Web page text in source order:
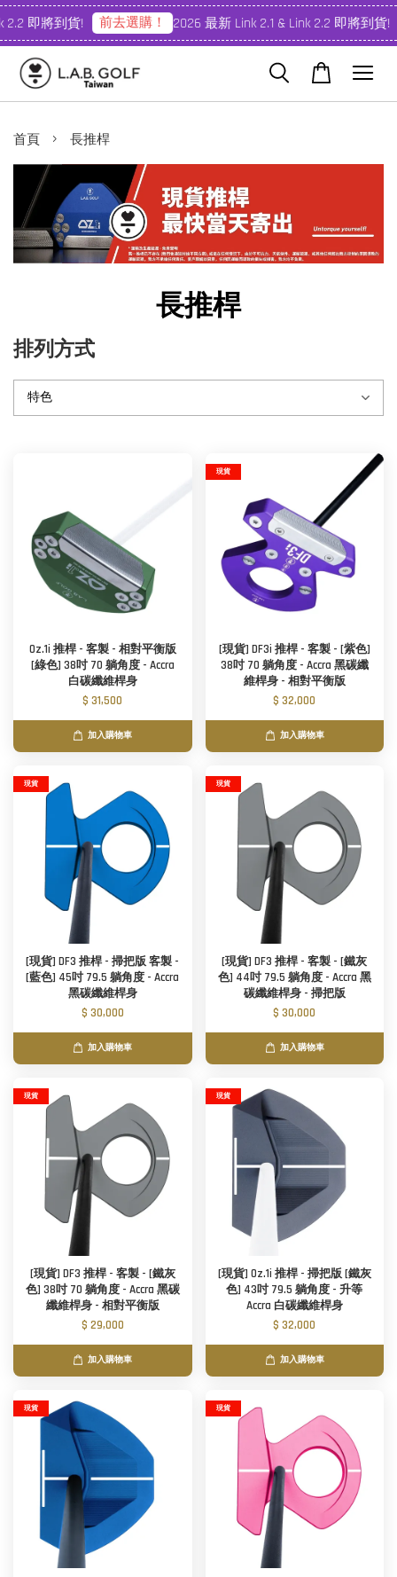
即將到貨! 前去選購！ 2026 最新 Link 2.1 & Link 2.2 即將到貨!
首頁 › 長推桿
長推桿
排列方式
Oz.1i 推桿 - 客製 - 相對平衡版
[綠色] 38吋 70 躺角度 - Accra
白碳纖維桿身
$ 31,500
加入購物車
現貨
[現貨] DF3i 推桿 - 客製 - [紫色]
38吋 70 躺角度 - Accra 黑碳纖
維桿身 - 相對平衡版
$ 32,000
加入購物車
現貨
[現貨] DF3 推桿 - 掃把版 客製 -
[藍色] 45吋 79.5 躺角度 - Accra
黑碳纖維桿身
$ 30,000
加入購物車
現貨
[現貨] DF3 推桿 - 客製 - [鐵灰
色] 44吋 79.5 躺角度 - Accra 黑
碳纖維桿身 - 掃把版
$ 30,000
加入購物車
現貨
[現貨] DF3 推桿 - 客製 - [鐵灰
色] 38吋 70 躺角度 - Accra 黑碳
纖維桿身 - 相對平衡版
$ 29,000
加入購物車
現貨
[現貨] Oz.1i 推桿 - 掃把版 [鐵灰
色] 43吋 79.5 躺角度 - 升等
Accra 白碳纖維桿身
$ 32,000
加入購物車
現貨 現貨